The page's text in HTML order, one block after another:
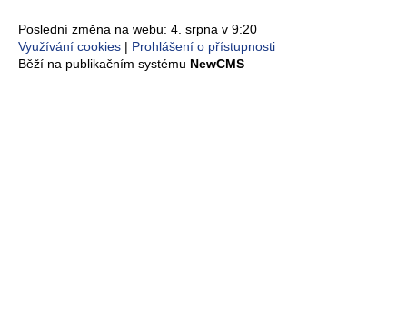
Poslední změna na webu: 4. srpna v 9:20
Využívání cookies
Prohlášení o přístupnosti
Běží na publikačním systému NewCMS